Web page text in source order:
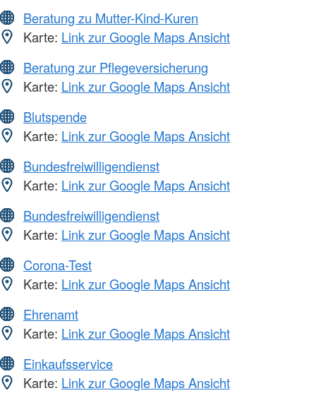
Beratung zu Mutter-Kind-Kuren
Karte: Link zur Google Maps Ansicht
Beratung zur Pflegeversicherung
Karte: Link zur Google Maps Ansicht
Blutspende
Karte: Link zur Google Maps Ansicht
Bundesfreiwilligendienst
Karte: Link zur Google Maps Ansicht
Bundesfreiwilligendienst
Karte: Link zur Google Maps Ansicht
Corona-Test
Karte: Link zur Google Maps Ansicht
Ehrenamt
Karte: Link zur Google Maps Ansicht
Einkaufsservice
Karte: Link zur Google Maps Ansicht